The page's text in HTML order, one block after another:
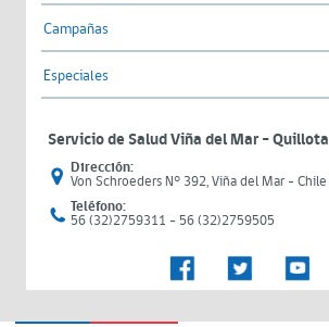
Campañas
Especiales
Servicio de Salud Viña del Mar – Quillota
Dirección:
Von Schroeders N° 392, Viña del Mar - Chile
Teléfono:
56 (32)2759311 - 56 (32)2759505